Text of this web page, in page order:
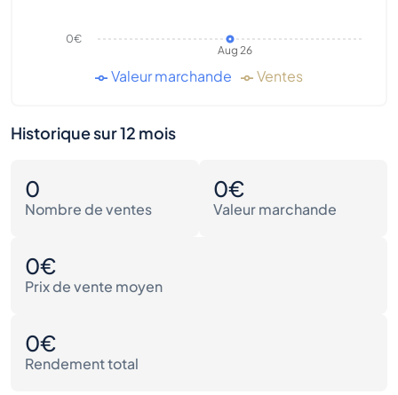
Aug 26
0€
Valeur marchande Ventes
Historique sur 12 mois
0
Nombre de ventes
0€
Valeur marchande
0€
Prix de vente moyen
0€
Rendement total